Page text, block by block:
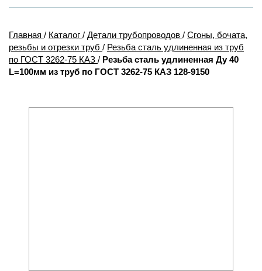
Главная / Каталог / Детали трубопроводов / Сгоны, бочата,
резьбы и отрезки труб / Резьба сталь удлиненная из труб
по ГОСТ 3262-75 КАЗ / Резьба сталь удлиненная Ду 40
L=100мм из труб по ГОСТ 3262-75 КАЗ 128-9150